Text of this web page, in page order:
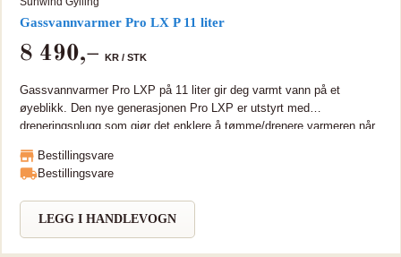
Gassvannvarmer Pro LX P 11 liter
8 490,– KR / STK
Gassvannvarmer Pro LXP på 11 liter gir deg varmt vann på et
øyeblikk. Den nye generasjonen Pro LXP er utstyrt med
dreneringsplugg som gjør det enklere å tømme/drenere varmeren når
varmeren av seg selv. Vannvarmeren er trykkstyrt og hovedbrenneren
vil derfor kun aktiveres når du åpner kranene, og slukkes når de
vanntemperatur gjøres mekanisk og det er mulig å stille inn
dusjtemperatur rett på varmeren. Vannvarmeren hever temperaturen
med ca 50C ved min gjennomstrømning og 25C ved maks
Bestillingsvare
Bestillingsvare
LEGG I HANDLEVOGN